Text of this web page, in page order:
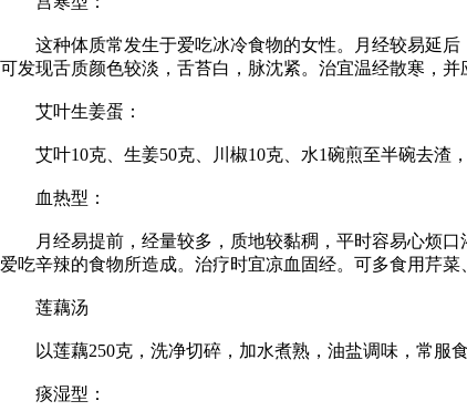
这种体质常发生于爱吃冰冷食物的女性。月经较易延后
可发现舌质颜色较淡，舌苔白，脉沈紧。治宜温经散寒，并
艾叶生姜蛋：
艾叶10克、生姜50克、川椒10克、水1碗煎至半碗去渣，
血热型：
月经易提前，经量较多，质地较黏稠，平时容易心烦口
爱吃辛辣的食物所造成。治疗时宜凉血固经。可多食用芹
莲藕汤
以莲藕250克，洗净切碎，加水煮熟，油盐调味，常服食
痰湿型：